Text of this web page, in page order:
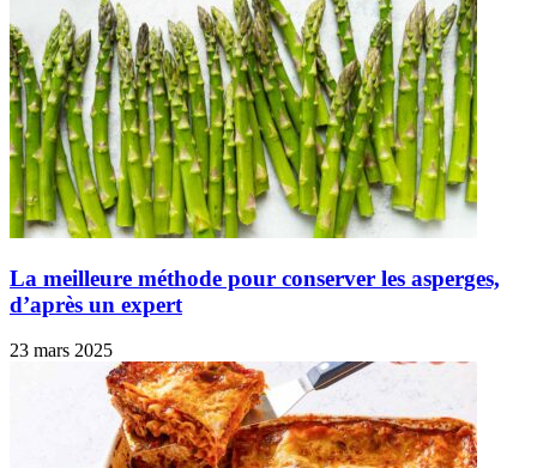
La meilleure méthode pour conserver les asperges,
d’après un expert
23 mars 2025